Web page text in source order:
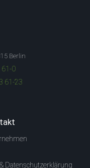
Berlin
61-0
61-23
Datenschutzerklärung